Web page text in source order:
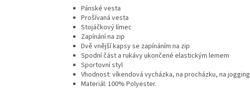
Pánské vesta
Prošívaná vesta
Stojáčkový límec
Zapínání na zip
Dvě vnější kapsy se zapínáním na zip
Spodní část a rukávy ukončené elastickým lemem
Sportovní styl
Vhodnost: víkendová vycházka, na procházku, na jogging
Materiál: 100% Polyester.